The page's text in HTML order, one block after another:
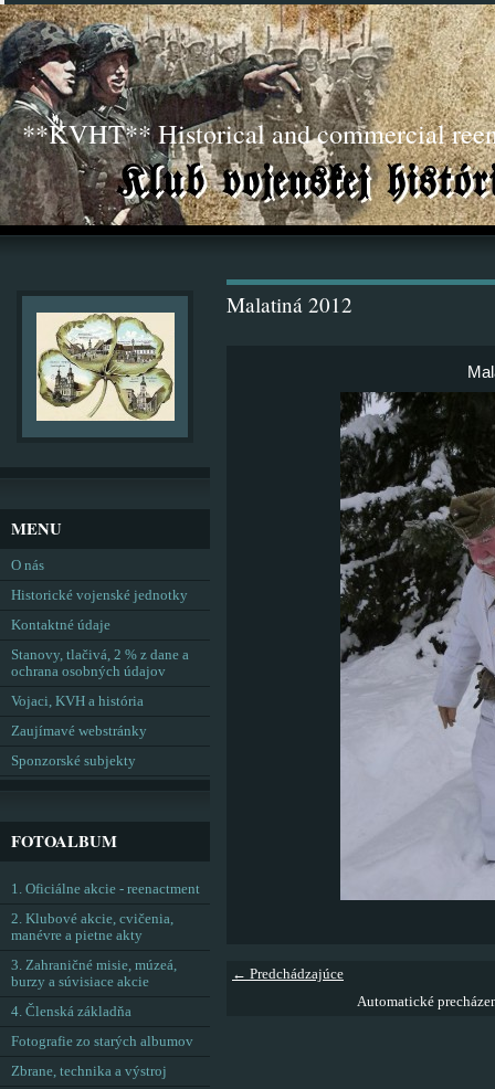
**KVHT** Historical and commercial
Malatiná 2012
← Predchádzajúce
Automatické
MENU
O nás
Historické vojenské jednotky
Kontaktné údaje
Stanovy, tlačivá, 2 % z dane a
ochrana osobných údajov
Vojaci, KVH a história
Zaujímavé webstránky
Sponzorské subjekty
FOTOALBUM
1. Oficiálne akcie - reenactment
2. Klubové akcie, cvičenia,
manévre a pietne akty
3. Zahraničné misie, múzeá,
burzy a súvisiace akcie
4. Členská základňa
Fotografie zo starých albumov
Zbrane, technika a výstroj